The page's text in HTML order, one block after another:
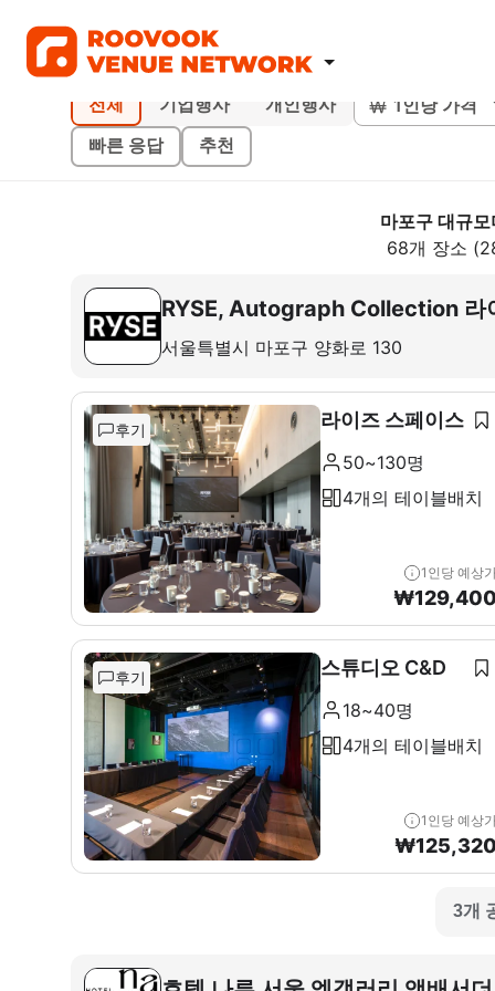
전체 기업행사 개인행사 1인당 가격
빠른 응답 추천
마포구 대규
68개 장소
RYSE, Autograph Collection 라
서울특별시 마포구 양화로 130
후기 라이즈 스페이스
50~130명
4개의 테이블배치
1인당 예상
₩
후기 스튜디오 C&D
18~40명
4개의 테이블배치
1인당 예상
₩
3개